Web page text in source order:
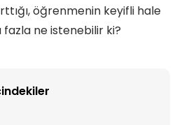
öğrenmenin keyifli hale
ne istenebilir ki?